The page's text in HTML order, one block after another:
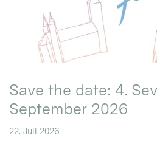
Save the date: 4.
September 2026
22. Juli 2026